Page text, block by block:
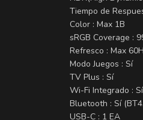
Tiempo de
Color : Max 1B
sRGB Coverage :
Refresco : Max
Modo Juegos : Sí
TV Plus : Sí
Wi-Fi Integrado :
Bluetooth : Sí
USB-C : 1 EA